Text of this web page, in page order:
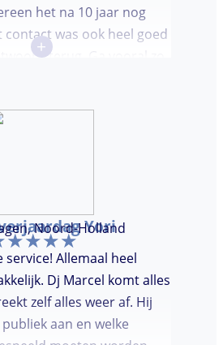
het na 10 jaar nog
contact was ook heel goed
terug. Ga vooral zo
+
Yori
Noord-Holland
service! Allemaal heel
Dj Marcel komt alles
zelf alles weer af. Hij
aan en welke